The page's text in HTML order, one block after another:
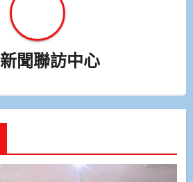
新聞聯訪中心